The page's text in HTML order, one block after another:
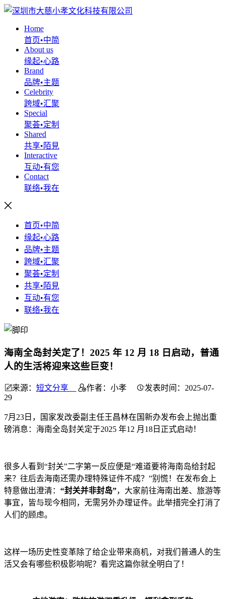
Home
首页•中简
About us
缘起•心路
Brand
品牌•主题
Celebrity
跨域•汇聚
Special
聚荟•定制
Shared
共享•陌見
Interactive
互动•有您
Contact
联络•我在
首页•中简
缘起•心路
品牌•主题
跨域•汇聚
聚荟•定制
共享•陌見
互动•有您
联络•我在
海南全岛封关定了！2025 年 12 月 18 日启动，普通
人的生活将迎来这些巨变！
来源： 短文分享 作者：小孝
发表时间：2025-07-
29
7月23日，国家发改委副主任王昌林在国新办发布会上抛出重
磅消息：海南全岛封关定于2025 年12 月18日正式启动！
很多人看到“封关”二字第一反应便是“难道要将海南岛给封起
来？往后去海南还需办理特殊证件不成？”别慌！在发布会上
特意做出澄清： “封关并非封岛”，大家前往海南出差、旅游等
事宜，皆与现今相同，无需另外办理证件。此举措完全打消了
人们的顾虑。
这样一场历史性变革除了给企业带来商机，对我们普通人的生
活又会有哪些积极影响呢？看完这篇你就全明白了！